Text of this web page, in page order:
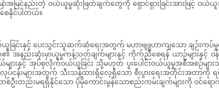
ာ်အမြင်နည်းတဲ့ ဝယ်ယူမှုဆုံးဖြတ်ချက်တွေကို ရှောင်ရှားခြင်းအားဖြင့်
နိုင်ပါတယ်။
းနှင့် ပေးသွင်းသူဆက်ဆံရေးအတွက် မဟာဗျူဟာကျသော ချဉ်းကပ်မှု
အနည်းဆုံးမှာယူမှုကန့်သတ်ချက်များနှင့် ကိုက်ညီစေရန် ယာဉ်များနှင့် ဝန်
များနှင့် အုပ်စုလိုက်ဝယ်ယူခြင်း သို့မဟုတ် ပူးပေါင်းဝယ်ယူမှုအစီအစဉ်မျ
လုပ်ငန်းများအတွက် သီးသန့်ထားရှိလေ့ရှိသော စီးပွားရေးအတိုင်းအတာကို
တစ်ဦးတည်းမရရှိနိုင်သော ပိုမိုကောင်းမွန်သောစည်းကမ်းချက်များကို ဝင်ရေ